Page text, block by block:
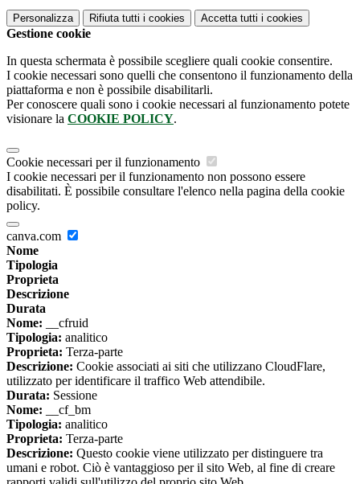
Personalizza Rifiuta tutti i cookies Accetta tutti i cookies
Gestione cookie
In questa schermata è possibile scegliere quali cookie consentire.
I cookie necessari sono quelli che consentono il funzionamento della
piattaforma e non è possibile disabilitarli.
Per conoscere quali sono i cookie necessari al funzionamento potete
visionare la COOKIE POLICY.
Cookie necessari per il funzionamento
I cookie necessari per il funzionamento non possono essere
disabilitati. È possibile consultare l'elenco nella pagina della cookie
policy.
canva.com
Nome
Tipologia
Proprieta
Descrizione
Durata
Nome: __cfruid
Tipologia: analitico
Proprieta: Terza-parte
Descrizione: Cookie associati ai siti che utilizzano CloudFlare,
utilizzato per identificare il traffico Web attendibile.
Durata: Sessione
Nome: __cf_bm
Tipologia: analitico
Proprieta: Terza-parte
Descrizione: Questo cookie viene utilizzato per distinguere tra
umani e robot. Ciò è vantaggioso per il sito Web, al fine di creare